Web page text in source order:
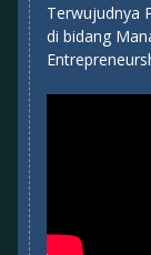
Terwujudnya
di bidang